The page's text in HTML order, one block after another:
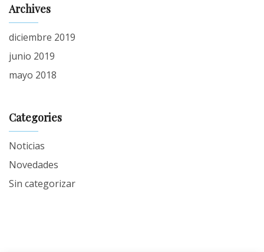
Archives
diciembre 2019
junio 2019
mayo 2018
Categories
Noticias
Novedades
Sin categorizar